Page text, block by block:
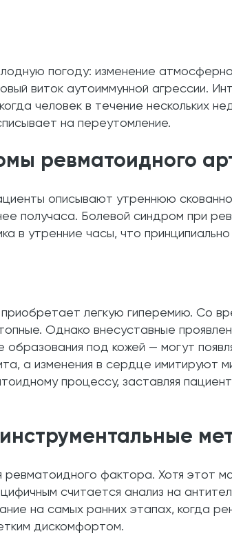
погоду: изменение
виток аутоиммунной агрессии.
человек в течение нескольких
на переутомление.
ревматоидного
описывают утреннюю
получаса. Болевой синдром при
в утренние часы, что
легкую гиперемию. Со
Однако внесуставные
под кожей — могут
а изменения в сердце имитируют
процессу, заставляя
фактора. Хотя этот
считается анализ на
на самых ранних этапах, когда
дискомфортом.